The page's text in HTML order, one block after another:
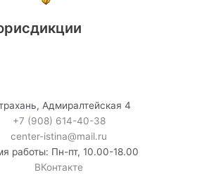
Адмиралтейская 4
+7 (908) 614-40-38
center-istina@mail.ru
работы: Пн-пт, 10.00-18.00
ВКонтакте